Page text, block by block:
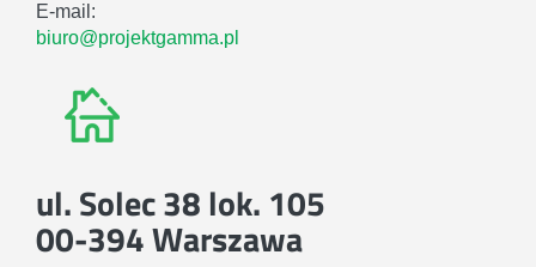
E-mail:
biuro@projektgamma.pl
ul. Solec 38 lok. 105
00-394 Warszawa